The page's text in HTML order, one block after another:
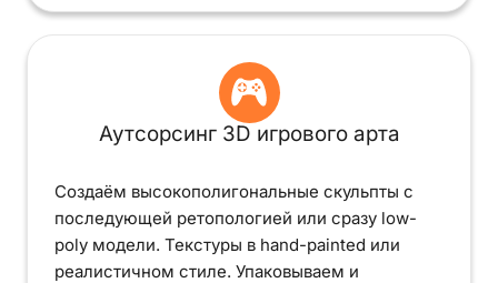
Аутсорсинг 3D игрового арта
Создаём высокополигональные скульпты с
последующей ретопологией или сразу low-
poly модели. Текстуры в hand-painted или
реалистичном стиле. Упаковываем и